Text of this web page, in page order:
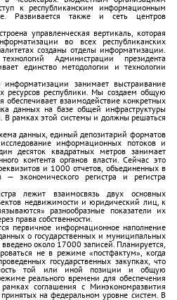
к республиканским информационным
Развивается также и сеть центров
управленческая вертикаль, которая
во всех республиканских
созданы отделы информатизации.
Администрации президента
единство методологии и технологии
занимает выстраивание
ресурсов республики. Мы создаем общую
обеспечивает взаимодействие конкретных
данных на базе общей инфраструктуры
В рамках этой системы и должны решаться
данных, единый депозитарий форматов
информационных потоков и
десяток квадратных метров занимает
контента органов власти. Сейчас это
и 1000 отчетов, объединенных в
экономического регистра и регистра
лежит взаимосвязь двух основных
недвижимости и юридический лиц, к
разнообразные показатели их
права собственности.
первичное информационное наполнение
о государственных и муниципальных
около 17000 записей. Планируется,
не в режиме «постфактум», когда
государственных закупках, что
той или иной позиции и общую
реального времени для обеспечения
соглашения с Минэкономразвития
на федеральном уровне систем. В